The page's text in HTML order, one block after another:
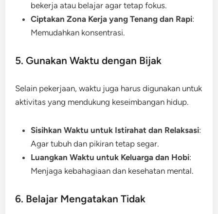
bekerja atau belajar agar tetap fokus.
Ciptakan Zona Kerja yang Tenang dan Rapi:
Memudahkan konsentrasi.
5. Gunakan Waktu dengan Bijak
Selain pekerjaan, waktu juga harus digunakan untuk
aktivitas yang mendukung keseimbangan hidup.
Sisihkan Waktu untuk Istirahat dan Relaksasi:
Agar tubuh dan pikiran tetap segar.
Luangkan Waktu untuk Keluarga dan Hobi:
Menjaga kebahagiaan dan kesehatan mental.
6. Belajar Mengatakan Tidak